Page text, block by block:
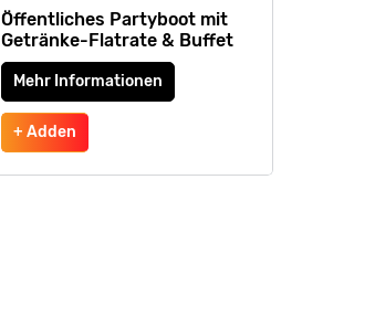
Öffentliches Partyboot mit
Getränke-Flatrate & Buffet
Mehr Informationen
+ Adden